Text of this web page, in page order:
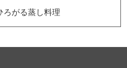
がる蒸し料理